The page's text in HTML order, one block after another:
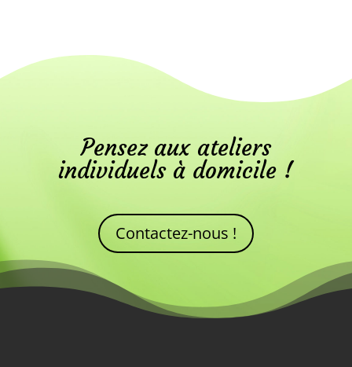
Pensez aux ateliers
individuels à domicile !
Contactez-nous !